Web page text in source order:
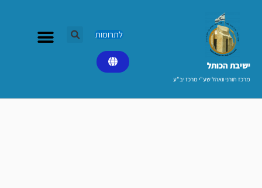
ישיבת הכותל​
מרכז תורני וואהל שע"י מרכז יב"ע
לתרומות